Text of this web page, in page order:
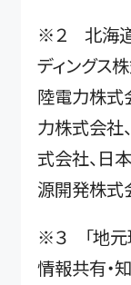
※２ 北海道
ディングス
陸電力株式
力株式会社
式会社、日
源開発株式
※３ 「地元
情報共有・